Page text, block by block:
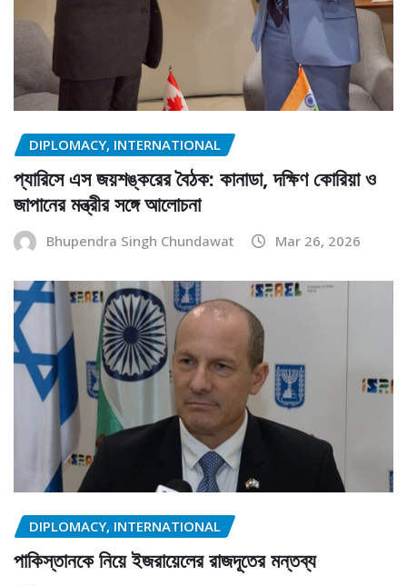
DIPLOMACY, INTERNATIONAL
প্যারিসে এস জয়শঙ্করের বৈঠক: কানাডা, দক্ষিণ কোরিয়া ও
জাপানের মন্ত্রীর সঙ্গে আলোচনা
Bhupendra Singh Chundawat Mar 26, 2026
DIPLOMACY, INTERNATIONAL
পাকিস্তানকে নিয়ে ইজরায়েলের রাজদূতের মন্তব্য